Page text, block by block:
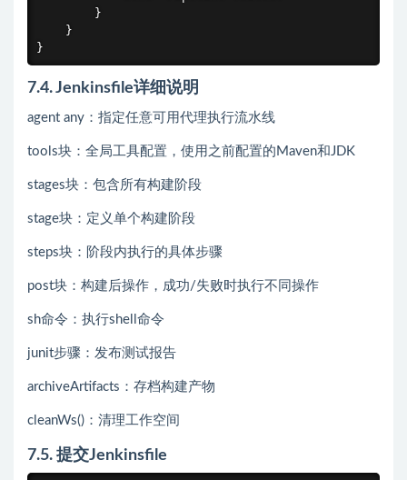
        }
    }
}
7.4. Jenkinsfile详细说明
agent any：指定任意可用代理执行流水线
tools块：全局工具配置，使用之前配置的Maven和JDK
stages块：包含所有构建阶段
stage块：定义单个构建阶段
steps块：阶段内执行的具体步骤
post块：构建后操作，成功/失败时执行不同操作
sh命令：执行shell命令
junit步骤：发布测试报告
archiveArtifacts：存档构建产物
cleanWs()：清理工作空间
7.5. 提交Jenkinsfile